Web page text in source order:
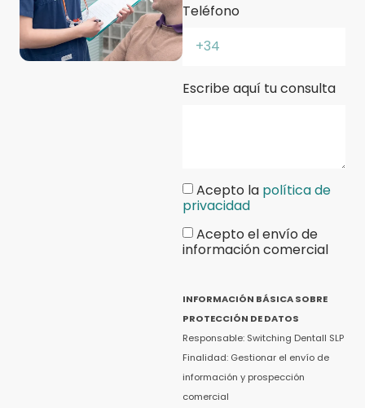
Teléfono
Escribe aquí tu consulta
Acepto la política de
privacidad
Acepto el envío de
información comercial
INFORMACIÓN BÁSICA SOBRE
PROTECCIÓN DE DATOS
Responsable: Switching Dentall SLP
Finalidad: Gestionar el envío de
información y prospección
comercial